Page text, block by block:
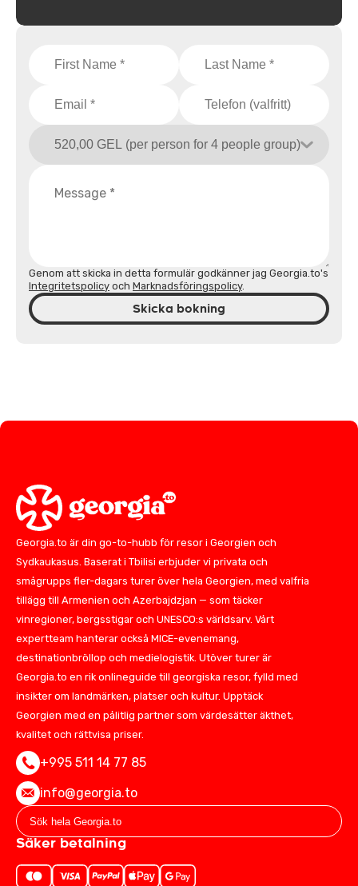
Genom att skicka in detta formulär godkänner jag Georgia.to's
Integritetspolicy och Marknadsföringspolicy.
Skicka bokning
Georgia.to är din go-to-hubb för resor i Georgien och
Sydkaukasus. Baserat i Tbilisi erbjuder vi privata och
smågrupps fler-dagars turer över hela Georgien, med valfria
tillägg till Armenien och Azerbajdzjan — som täcker
vinregioner, bergsstigar och UNESCO:s världsarv. Vårt
expertteam hanterar också MICE-evenemang,
destinationbröllop och medielogistik. Utöver turer är
Georgia.to en rik onlineguide till georgiska resor, fylld med
insikter om landmärken, platser och kultur. Upptäck
Georgien med en pålitlig partner som värdesätter äkthet,
kvalitet och rättvisa priser.
+995 511 14 77 85
info@georgia.to
Säker betalning